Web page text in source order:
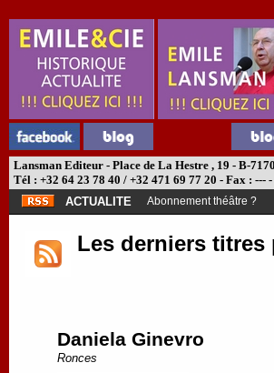
Lansman Editeur - Place de La Hestre , 19 - B-
Tél : +32 64 23 78 40 / +32 471 69 77 20 - Fax : ---
ACTUALITE
Abonnement théâtre ?
Les derniers titres
Daniela Ginevro
Ronces